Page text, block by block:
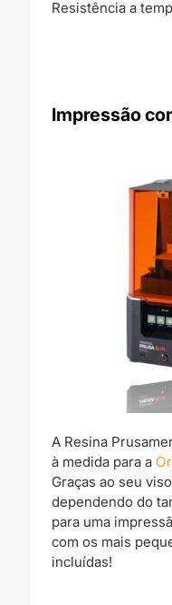
Resistência a
Impressão
A Resina
à medida para a
Graças ao seu
dependendo do
para uma
com os mais
incluídas!